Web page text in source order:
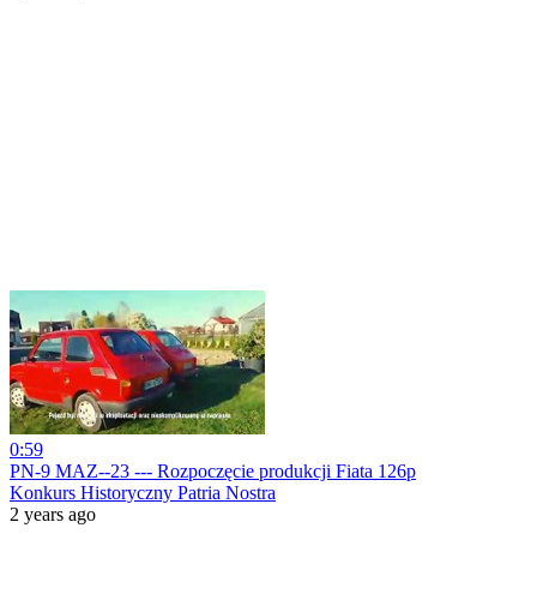
0:59
PN-9 MAZ--23 --- Rozpoczęcie produkcji Fiata 126p
Konkurs Historyczny Patria Nostra
2 years ago